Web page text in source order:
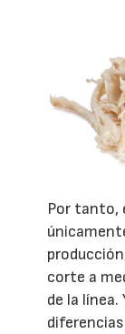
Por tanto,
corte a
de la línea.